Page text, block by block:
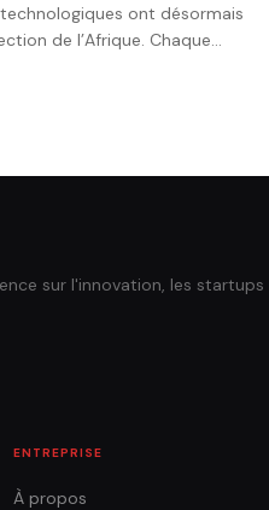
ont désormais
de l’Afrique. Chaque
sur l'innovation, les startups
ENTREPRISE
À propos